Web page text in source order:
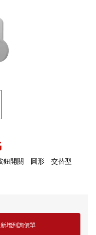
鈕開關 圓形 交替型
新增到詢價單